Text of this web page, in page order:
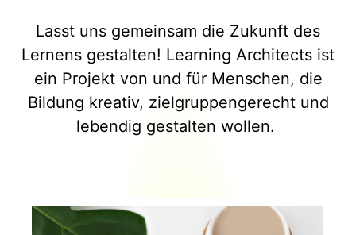
Lasst uns gemeinsam die Zukunft des
Lernens gestalten! Learning Architects ist
ein Projekt von und für Menschen, die
Bildung kreativ, zielgruppengerecht und
lebendig gestalten wollen.